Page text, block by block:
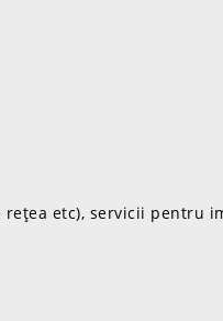
etc), servicii pentru